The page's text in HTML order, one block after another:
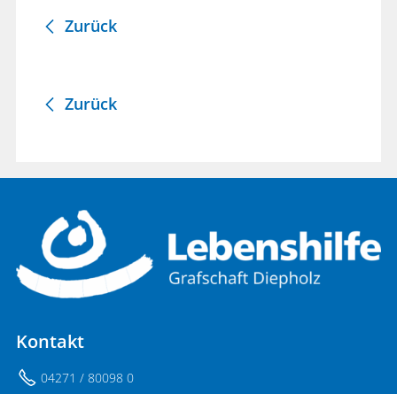
Zurück
Zurück
Kontakt
04271 / 80098 0